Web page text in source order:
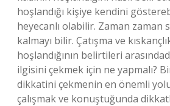
hoşlandığı kişiye kendini
heyecanlı olabilir. Zaman zaman
kalmayı bilir. Çatışma ve
hoşlandığının belirtileri
ilgisini çekmek için ne yapmalı?
dikkatini çekmenin en önemli
çalışmak ve konuştuğunda